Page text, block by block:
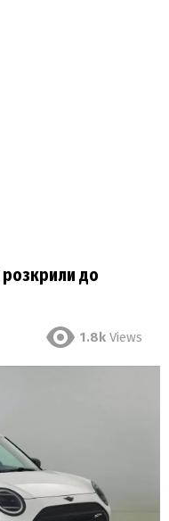
розкрили до
1.8k Views